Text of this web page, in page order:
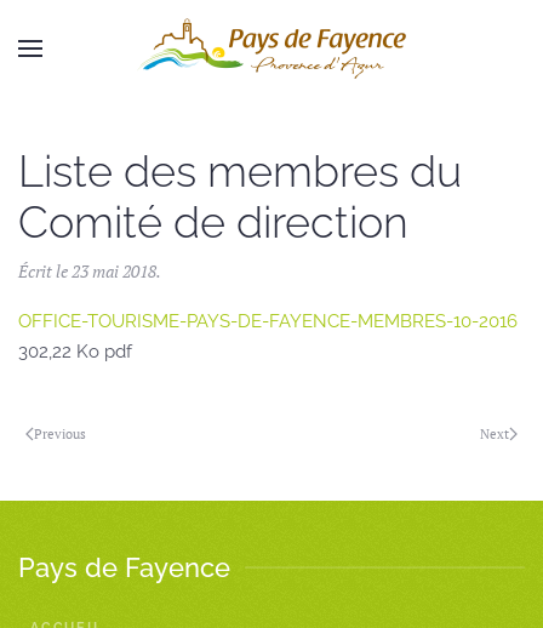
Skip to main content
Liste des membres du
Comité de direction
Écrit le23 mai 2018.
OFFICE-TOURISME-PAYS-DE-FAYENCE-MEMBRES-10-2016
302,22 Ko pdf
Previous Next
Pays de Fayence